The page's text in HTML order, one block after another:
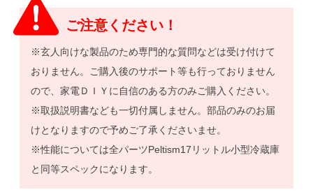
ご注意ください！
※玄人向けな製品のため専門的な質問などは受け付けて
おりません。ご購入後のサポート等も行っておりません
ので、家電ＤＩＹに自信のある方のみご購入ください。
※取扱説明書なども一切付属しません。部品のみのお届
けとなりますので予めご了承くださいませ。
※性能については全パーツPeltism17リットル小型冷蔵庫
と同等スペックになります。